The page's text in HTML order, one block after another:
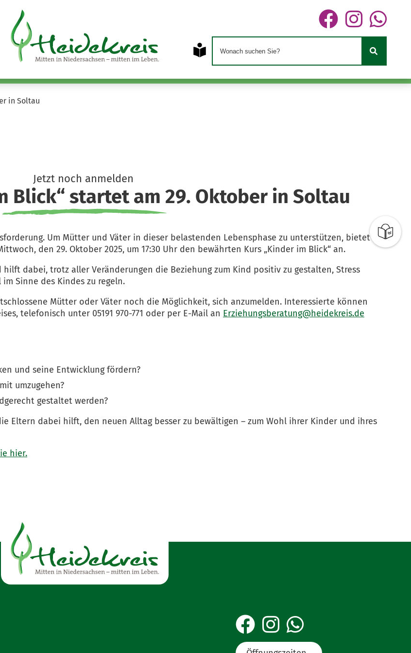
in Soltau
Jetzt noch anmelden
Blick“ startet am 29. Oktober in Soltau
Um Mütter und Väter in dieser belastenden Lebensphase zu unterstützen, bietet
den 29. Oktober 2025, um 17:30 Uhr den bewährten Kurs „Kinder im Blick“ an.
dabei, trotz aller Veränderungen die Beziehung zum Kind positiv zu gestalten, Stress
Sinne des Kindes zu regeln.
Mütter oder Väter noch die Möglichkeit, sich anzumelden. Interessierte können
telefonisch unter 05191 970-771 oder per E-Mail an Erziehungsberatung@heidekreis.de
und seine Entwicklung fördern?
umzugehen?
gestaltet werden?
Eltern dabei hilft, den neuen Alltag besser zu bewältigen – zum Wohl ihrer Kinder und ihres
hier.